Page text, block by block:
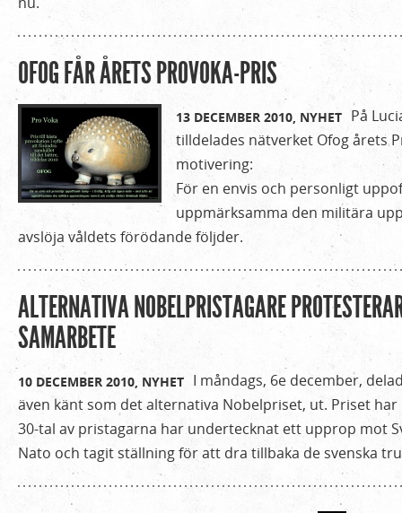
OFOG FÅR ÅRETS PROVOKA-PRIS
13 DECEMBER 2010, NYHET På
tilldelades nätverket Ofog årets
motivering:
För en envis och personligt
uppmärksamma den militära
avslöja våldets förödande följder.
ALTERNATIVA NOBELPRISTAGARE
SAMARBETE
10 DECEMBER 2010, NYHET I måndags, 6e december,
även känt som det alternativa Nobelpriset, ut. Priset
30-tal av pristagarna har undertecknat ett upprop mot
Nato och tagit ställning för att dra tillbaka de svenska